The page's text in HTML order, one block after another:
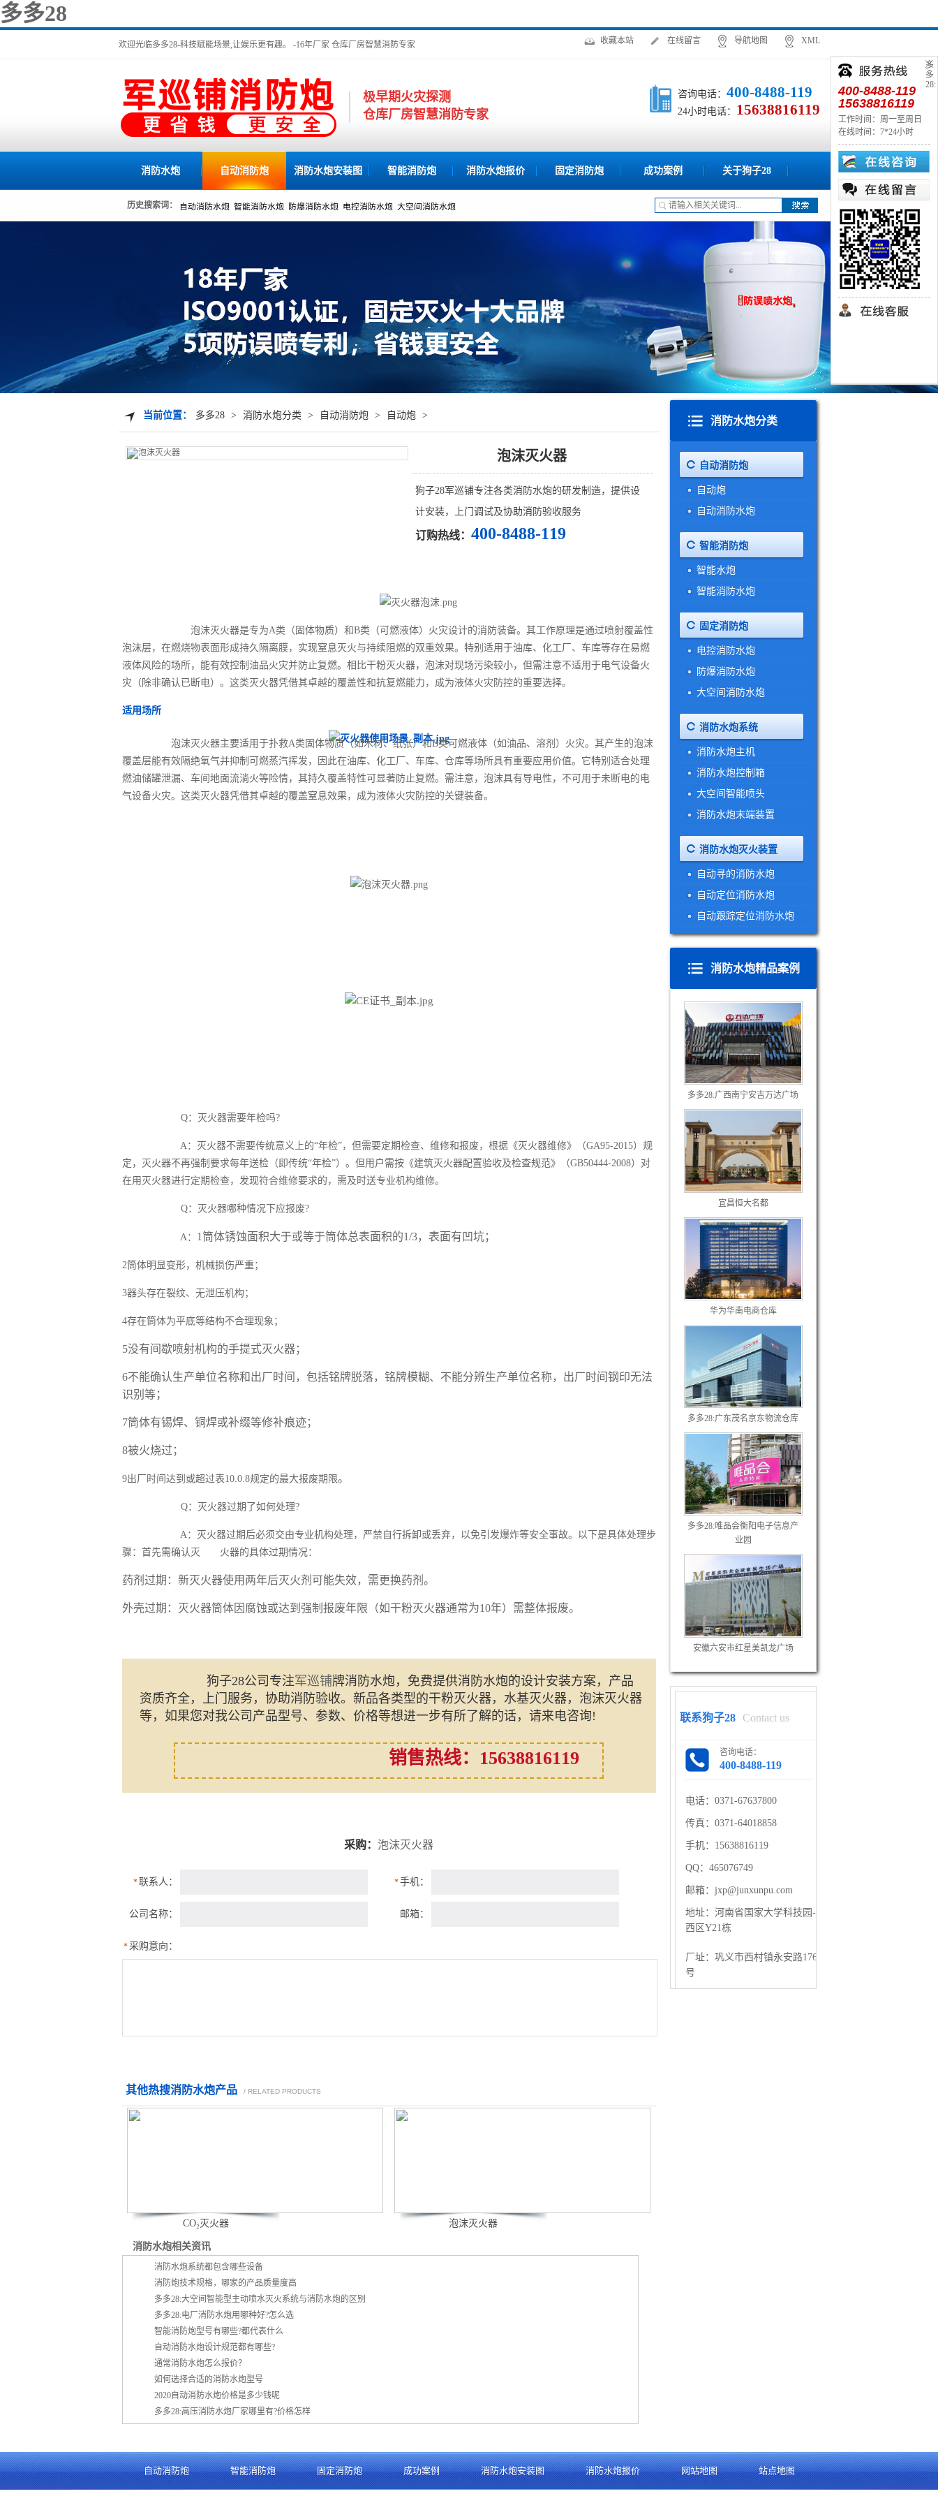
多多28
收藏本站 在线留言 导航地图 XML
欢迎光临多多28-科技赋能场景,让娱乐更有趣。 -16年厂家 仓库厂房智慧消防专家
极早期火灾探测
仓库厂房智慧消防专家
咨询电话： 400-8488-119
24小时电话： 15638816119
消防水炮 自动消防炮 消防水炮安装图 智能消防炮 消防水炮报价 固定消防炮 成功案例 关于狗子28
历史搜索词：
当前位置： 多多28 > 消防水炮分类 > 自动消防炮 > 自动炮 >
泡沫灭火器
狗子28军巡铺专注各类消防水炮的研发制造，提供设
计安装，上门调试及协助消防验收服务
订购热线： 400-8488-119
泡沫灭火器是专为A类（固体物质）和B类（可燃液体）火灾设计的消防装备。其工作原理是通过喷射覆盖性
泡沫层，在燃烧物表面形成持久隔离膜，实现窒息灭火与持续阻燃的双重效果。特别适用于油库、化工厂、车库等存在易燃
液体风险的场所，能有效控制油品火灾并防止复燃。相比干粉灭火器，泡沫对现场污染较小，但需注意不适用于电气设备火
灾（除非确认已断电）。这类灭火器凭借其卓越的覆盖性和抗复燃能力，成为液体火灾防控的重要选择。
适用场所
泡沫灭火器主要适用于扑救A类固体物质（如木材、纸张）和B类可燃液体（如油品、溶剂）火灾。其产生的泡沫
覆盖层能有效隔绝氧气并抑制可燃蒸汽挥发，因此在油库、化工厂、车库、仓库等场所具有重要应用价值。它特别适合处理
燃油储罐泄漏、车间地面流淌火等险情，其持久覆盖特性可显著防止复燃。需注意，泡沫具有导电性，不可用于未断电的电
气设备火灾。这类灭火器凭借其卓越的覆盖窒息效果，成为液体火灾防控的关键装备。
Q：灭火器需要年检吗?
A：
灭火器不需要传统意义上的“年检”，但需要定期检查、维修和报废，根据《灭火器维修》（GA95-2015）规
定，灭火器不再强制要求每年送检（即传统“年检”）。但用户需按《建筑灭火器配置验收及检查规范》（GB50444-2008）对
在用灭火器进行定期检查，发现符合维修要求的，需及时送专业机构维修。
Q：灭火器哪种情况下应报废?
A： 1筒体锈蚀面积大于或等于筒体总表面积的1/3，表面有凹坑；
2筒体明显变形，机械损伤严重；
3器头存在裂纹、无泄压机构；
4存在筒体为平底等结构不合理现象；
5没有间歇喷射机构的手提式灭火器；
6不能确认生产单位名称和出厂时间，包括铭牌脱落，铭牌模糊、不能分辨生产单位名称，出厂时间钢印无法
识别等；
7筒体有锡焊、铜焊或补缀等修补痕迹；
8被火烧过；
9出厂时间达到或超过表10.0.8规定的最大报废期限。
Q：灭火器过期了如何处理?
A： 灭火器过期后‌必须交由专业机构处理，严禁自行拆卸或丢弃‌，以免引发爆炸等安全事故。以下是具体处理步
骤：首先需确认灭 火器的具体过期情况：
‌药剂过期‌：新灭火器使用两年后灭火剂可能失效，需更换药剂。
‌外壳过期‌：灭火器筒体因腐蚀或达到强制报废年限（如干粉灭火器通常为10年）需整体报废。
狗子28公司专注军巡铺牌消防水炮，免费提供消防水炮的设计安装方案，产品
资质齐全，上门服务，协助消防验收。新品各类型的干粉灭火器，水基灭火器，泡沫灭火器
等，如果您对我公司产品型号、参数、价格等想进一步有所了解的话，请来电咨询!
销售热线：15638816119
采购： 泡沫灭火器
*联系人： *手机：
公司名称： 邮箱：
*采购意向：
其他热搜消防水炮产品 / RELATED PRODUCTS
CO₂灭火器 泡沫灭火器
消防水炮相关资讯
消防水炮系统都包含哪些设备
消防炮技术规格，哪家的产品质量度高
多多28:大空间智能型主动喷水灭火系统与消防水炮的区别
多多28:电厂消防水炮用哪种好?怎么选
智能消防炮型号有哪些?都代表什么
自动消防水炮设计规范都有哪些?
通常消防水炮怎么报价？
如何选择合适的消防水炮型号
2020自动消防水炮价格是多少钱呢
多多28:高压消防水炮厂家哪里有?价格怎样
消防水炮分类
自动消防炮
自动炮
自动消防水炮
智能消防炮
智能水炮
智能消防水炮
固定消防炮
电控消防水炮
防爆消防水炮
大空间消防水炮
消防水炮系统
消防水炮主机
消防水炮控制箱
大空间智能喷头
消防水炮末端装置
消防水炮灭火装置
自动寻的消防水炮
自动定位消防水炮
自动跟踪定位消防水炮
消防水炮精品案例
多多28:广西南宁安吉万达广场
宜昌恒大名都
华为华南电商仓库
多多28:广东茂名京东物流仓库
多多28:唯品会衡阳电子信息产
业园
安徽六安市红星美凯龙广场
联系狗子28 Contact us
咨询电话：
400-8488-119
电话： 0371-67637800
传真： 0371-64018858
手机： 15638816119
QQ： 465076749
邮箱： jxp@junxunpu.com
地址：河南省国家大学科技园-
西区Y21栋
厂址： 巩义市西村镇永安路176
号
自动消防炮 智能消防炮 固定消防炮 成功案例 消防水炮安装图 消防水炮报价 网站地图 站点地图
多
多
28:
400-8488-119
15638816119
工作时间：周一至周日
在线时间：7*24小时